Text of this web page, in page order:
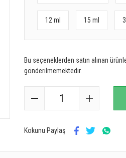
12 ml 15 ml
Bu seçeneklerden satın alınan
gönderilmemektedir.
Kokunu Paylaş